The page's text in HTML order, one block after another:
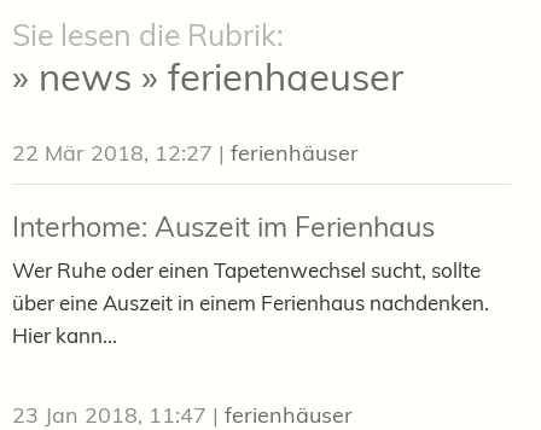
Sie lesen die Rubrik:
» news » ferienhaeuser
22 Mär 2018, 12:27 | ferienhäuser
Interhome: Auszeit im Ferienhaus
Wer Ruhe oder einen Tapetenwechsel sucht, sollte
über eine Auszeit in einem Ferienhaus nachdenken.
Hier kann...
23 Jan 2018, 11:47 | ferienhäuser